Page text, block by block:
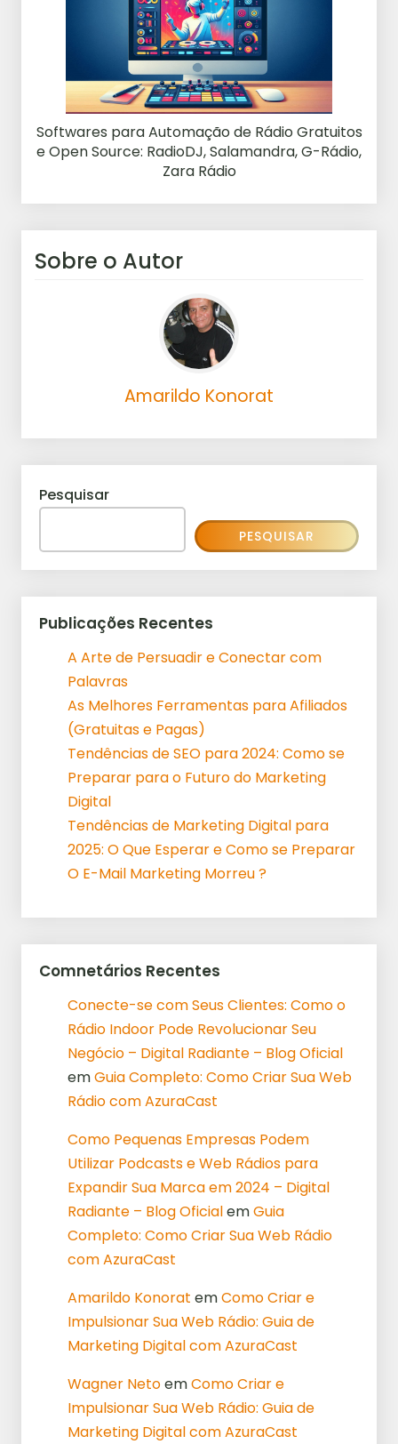
Softwares para Automação de Rádio Gratuitos
e Open Source: RadioDJ, Salamandra, G-Rádio,
Zara Rádio
Sobre o Autor
Amarildo Konorat
Pesquisar
PESQUISAR
Publicações Recentes
A Arte de Persuadir e Conectar com
Palavras
As Melhores Ferramentas para Afiliados
(Gratuitas e Pagas)
Tendências de SEO para 2024: Como se
Preparar para o Futuro do Marketing
Digital
Tendências de Marketing Digital para
2025: O Que Esperar e Como se Preparar
O E-Mail Marketing Morreu ?
Comnetários Recentes
Conecte-se com Seus Clientes: Como o
Rádio Indoor Pode Revolucionar Seu
Negócio – Digital Radiante – Blog Oficial
emGuia Completo: Como Criar Sua Web
Rádio com AzuraCast
Como Pequenas Empresas Podem
Utilizar Podcasts e Web Rádios para
Expandir Sua Marca em 2024 – Digital
Radiante – Blog OficialemGuia
Completo: Como Criar Sua Web Rádio
com AzuraCast
Amarildo Konorat emComo Criar e
Impulsionar Sua Web Rádio: Guia de
Marketing Digital com AzuraCast
Wagner NetoemComo Criar e
Impulsionar Sua Web Rádio: Guia de
Marketing Digital com AzuraCast